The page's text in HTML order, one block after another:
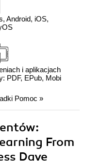
Android, iOS,
i aplikacjach
PDF, EPub, Mobi
Pomoc »
From
Dave